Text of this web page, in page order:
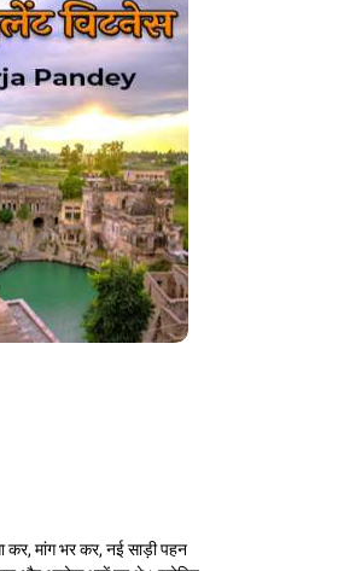
कर, मांग भर कर, नई साड़ी पहन